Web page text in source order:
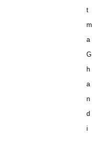
t
m
a
G
h
a
n
d
i